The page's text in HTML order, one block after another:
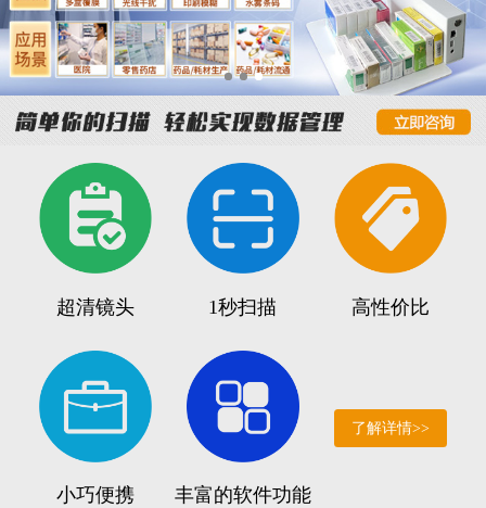
超清镜头 1秒扫描 高性价比
小巧便携 丰富的软件功能
了解详情>>